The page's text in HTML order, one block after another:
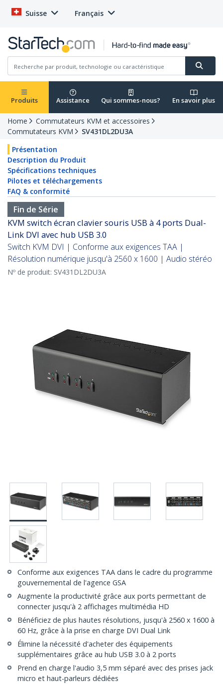
Suisse Français
Produits Assistance Qui sommes-nous? En savoir plus
Home
Commutateurs KVM et accessoires
Commutateurs KVM
SV431DL2DU3A
Présentation
Description du Produit
Spécifications techniques
Pilotes et téléchargements
FAQ & conformité
Fin de Série
KVM switch écran clavier souris USB à 4 ports Dual-
Link DVI avec hub USB 3.0
Switch KVM DVI | Conforme aux exigences TAA |
Résolution numérique jusqu'à 2560 x 1600 | Audio stéréo
Nº de produit: SV431DL2DU3A
Conforme aux exigences TAA dans le cadre du programme
gouvernemental de l'agence GSA
Augmente la productivité grâce aux ports permettant de
connecter jusqu'à 2 affichages multimédia HD
Bénéficiez de plus hautes résolutions, jusqu'à 2560 x 1600 à
60 Hz, grâce à la prise en charge DVI Dual Link
Élimine la nécessité d'acheter des équipements
supplémentaires grâce au hub USB 3.0 à 2 ports
Prend en charge l'audio 3,5 mm séparé avec des prises jack
micro et haut-parleurs dédiées